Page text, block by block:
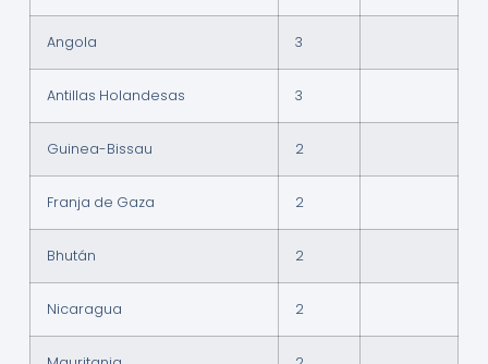
Angola 3
Antillas Holandesas 3
Guinea-Bissau 2
Franja de Gaza 2
Bhután 2
Nicaragua 2